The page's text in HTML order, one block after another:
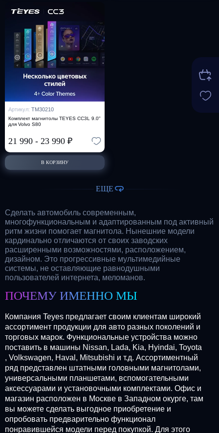
Артикул: TM30210
Комплект магнитолы TEYES CC3L 9.0"
для Volvo S80
21 990 - 23 990 ₽
В КОРЗИНУ
ЕЩЕ
Сделать автомобиль современным,
многофункциональным и адаптированным под активный
ритм жизни помогает магнитола. Нынешние модели
кардинально отличаются от своих заводских
расширенными возможностями, расположением,
дизайном. Это прогрессивные мультимедийные
системы, не оставляющие равнодушными
пользователей интернета, меломанов.
ПОЧЕМУ ИМЕННО МЫ
Компания Teyes предлагает своим клиентам широкий
ассортимент продукции для авто разных поколений и
торговых марок. Функциональные устройства можно
поставить в машины Nissan, Lada, Kia, Hyindai, Toyota
, Volkswagen, Haval, Mitsubishi и т.д. Ассортиментный
ряд представлен штатными головными магнитолами,
универсальными планшетами, вспомогательными
аксессуарами и установочными комплектами. Офис и
магазин расположен в Москве в Западном окурге, там
вы можете сделать выгодное приобретение и
опробовать предварительно функционал
понравившейся модели перед покупкой. Для этого